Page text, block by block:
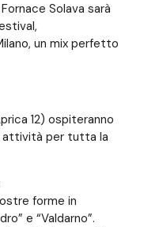
Solava sarà
un mix perfetto
12) ospiteranno
attività per tutta la
forme in
e “Valdarno”.